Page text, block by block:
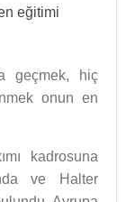
eğitimi
geçmek, hiç
onun en
kadrosuna
ve Halter